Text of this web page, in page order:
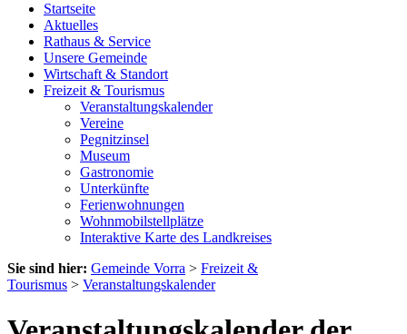
Startseite
Aktuelles
Rathaus & Service
Unsere Gemeinde
Wirtschaft & Standort
Freizeit & Tourismus
Veranstaltungskalender
Vereine
Pegnitzinsel
Museum
Gastronomie
Unterkünfte
Ferienwohnungen
Wohnmobilstellplätze
Interaktive Karte des Landkreises
Sie sind hier: Gemeinde Vorra > Freizeit &
Tourismus > Veranstaltungskalender